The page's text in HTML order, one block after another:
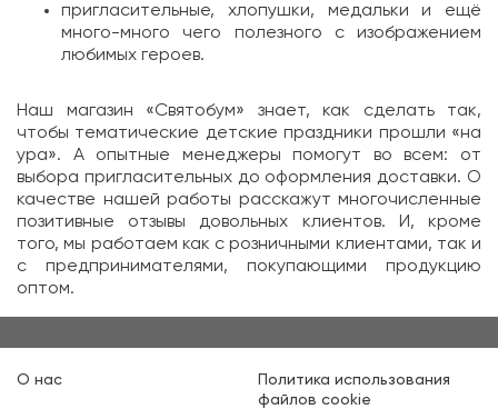
пригласительные, хлопушки, медальки и ещё
много-много чего полезного с изображением
любимых героев.
Наш магазин «Святобум» знает, как сделать так,
чтобы тематические детские праздники прошли «на
ура». А опытные менеджеры помогут во всем: от
выбора пригласительных до оформлениядоставки. О
качестве нашей работы расскажут многочисленные
позитивные отзывы довольных клиентов. И, кроме
того, мы работаем как с розничными клиентами, так и
с предпринимателями, покупающими продукцию
оптом.
О нас
Политика использования
файлов cookie